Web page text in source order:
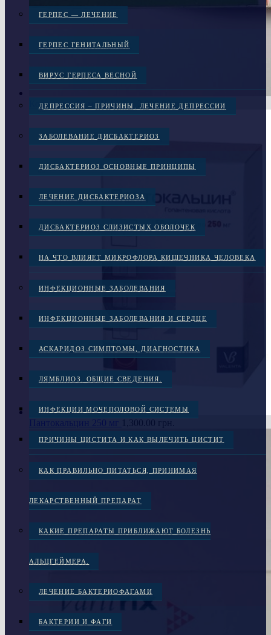
ГЕРПЕС — ЛЕЧЕНИЕ
ГЕРПЕС ГЕНИТАЛЬНЫЙ
ВИРУС ГЕРПЕСА ВЕСНОЙ
ДЕПРЕССИЯ – ПРИЧИНЫ. ЛЕЧЕНИЕ ДЕПРЕССИИ
ЗАБОЛЕВАНИЕ ДИСБАКТЕРИОЗ
ДИСБАКТЕРИОЗ ОСНОВНЫЕ ПРИНЦИПЫ
ЛЕЧЕНИЕ ДИСБАКТЕРИОЗА
ДИСБАКТЕРИОЗ СЛИЗИСТЫХ ОБОЛОЧЕК
НА ЧТО ВЛИЯЕТ МИКРОФЛОРА КИШЕЧНИКА ЧЕЛОВЕКА
ИНФЕКЦИОННЫЕ ЗАБОЛЕВАНИЯ
ИНФЕКЦИОННЫЕ ЗАБОЛЕВАНИЯ И СЕРДЦЕ
АСКАРИДОЗ СИМПТОМЫ, ДИАГНОСТИКА
ЛЯМБЛИОЗ. ОБЩИЕ СВЕДЕНИЯ.
ИНФЕКЦИИ МОЧЕПОЛОВОЙ СИСТЕМЫ
ПРИЧИНЫ ЦИСТИТА И КАК ВЫЛЕЧИТЬ ЦИСТИТ
КАК ПРАВИЛЬНО ПИТАТЬСЯ, ПРИНИМАЯ
ЛЕКАРСТВЕННЫЙ ПРЕПАРАТ
КАКИЕ ПРЕПАРАТЫ ПРИБЛИЖАЮТ БОЛЕЗНЬ
АЛЬЦГЕЙМЕРА.
ЛЕЧЕНИЕ БАКТЕРИОФАГАМИ
БАКТЕРИИ И ФАГИ
Кортексин 10 мг №10 фл. 2,000.00грн.
Пантокальцин 250 мг 1,300.00 грн.